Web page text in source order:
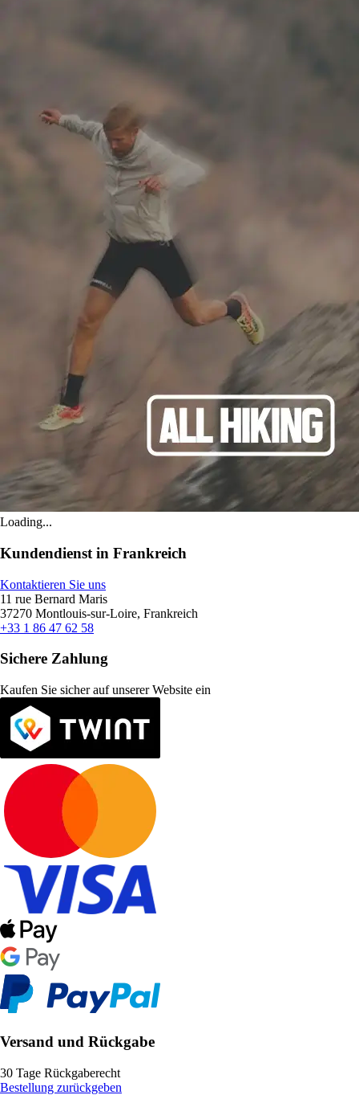
Loading...
Kundendienst in Frankreich
Kontaktieren Sie uns
11 rue Bernard Maris
37270 Montlouis-sur-Loire, Frankreich
+33 1 86 47 62 58
Sichere Zahlung
Kaufen Sie sicher auf unserer Website ein
Versand und Rückgabe
30 Tage Rückgaberecht
Bestellung zurückgeben